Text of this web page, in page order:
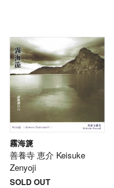
霧海篪
善養寺 恵介 Keisuke
Zenyoji
SOLD OUT